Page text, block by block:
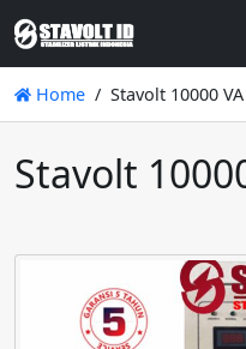
Home Stavolt 10000 VA
Stavolt